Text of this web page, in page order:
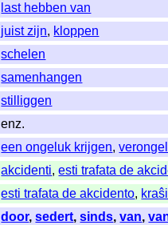
last hebben van
juist zijn, kloppen
schelen
samenhangen
stilliggen
enz.
een ongeluk krijgen,
akcidenti,esti trafata de
esti trafata de akcidento, kraŝi
door,sedert,sinds,van,